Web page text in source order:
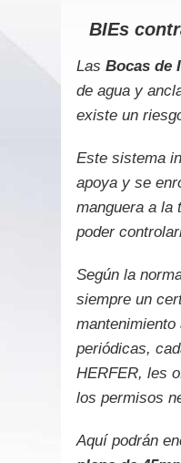
BIEs
Las Bocas de
de agua y
existe un
Este sistema
apoya y se
manguera a la
poder
Según la
siempre un
periódicas,
HERFER, les
los permisos
Aquí podrán